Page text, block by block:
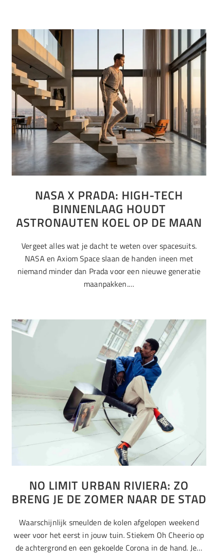
NASA X PRADA: HIGH-TECH
BINNENLAAG HOUDT
ASTRONAUTEN KOEL OP DE MAAN
Vergeet alles wat je dacht te weten over spacesuits.
NASA en Axiom Space slaan de handen ineen met
niemand minder dan Prada voor een nieuwe generatie
maanpakken.…
NO LIMIT URBAN RIVIERA: ZO
BRENG JE DE ZOMER NAAR DE STAD
Waarschijnlijk smeulden de kolen afgelopen weekend
weer voor het eerst in jouw tuin. Stiekem Oh Cheerio op
de achtergrond en een gekoelde Corona in de hand. Je…